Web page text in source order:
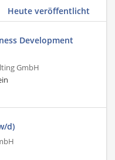
Heute veröffentlicht
Development
GmbH
d)